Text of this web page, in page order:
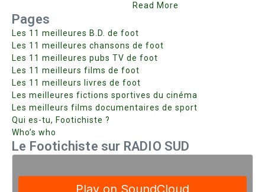
Read More
Pages
Les 11 meilleures B.D. de foot
Les 11 meilleures chansons de foot
Les 11 meilleures pubs TV de foot
Les 11 meilleurs films de foot
Les 11 meilleurs livres de foot
Les meilleures fictions sportives du cinéma
Les meilleurs films documentaires de sport
Qui es-tu, Footichiste ?
Who’s who
Le Footichiste sur RADIO SUD